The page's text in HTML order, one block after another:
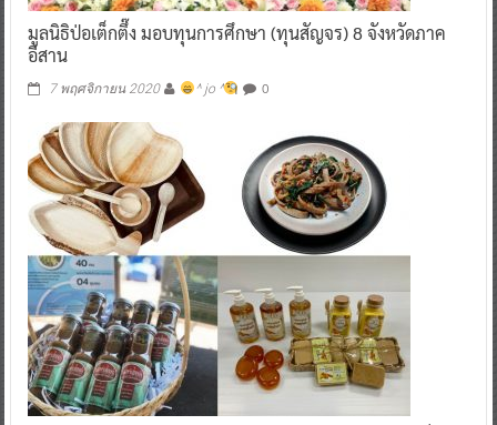
มูลนิธิป่อเต็กตึ๊ง มอบทุนการศึกษา (ทุนสัญจร) 8 จังหวัดภาค
อีสาน
7 พฤศจิกายน 2020 ^ jo ^ 0